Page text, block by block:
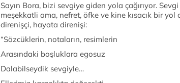
Sayın Bora, bizi sevgiye giden yola çağırıyor.
meşekkatli ama, nefret, öfke ve kine kısacık bir
direnişçi, hayata direnişi:
“Sözcüklerin, notaların, resimlerin
Arasındaki boşluklara egosuz
Dalabilseydik sevgiyle…